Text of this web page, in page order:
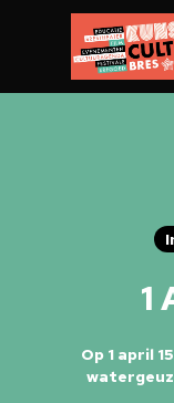
1
Op 1 april